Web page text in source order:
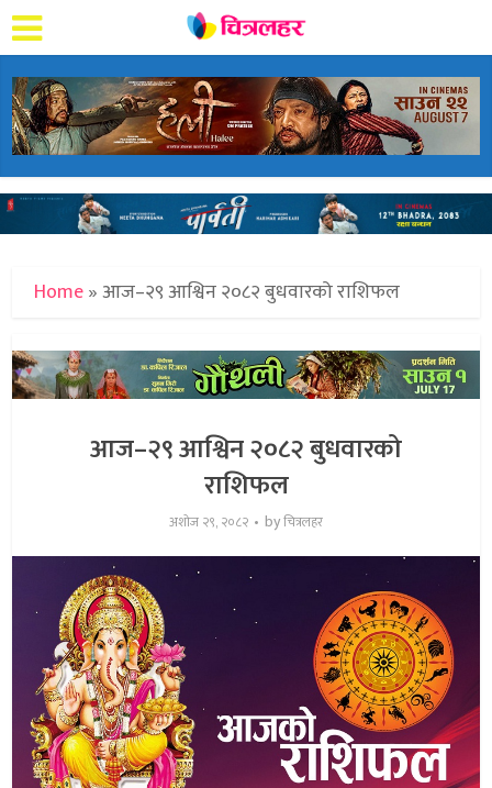
Home»आज–२९ आश्विन २०८२ बुधवारको राशिफल
आज–२९ आश्विन २०८२ बुधवारको
राशिफल
अशोज २९, २०८२ byचित्रलहर